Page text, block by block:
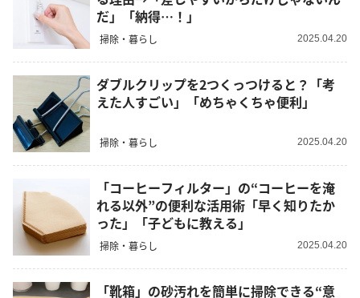
だ」「納得…！」
掃除・暮らし 2025.04.20
ダブルクリップを2つくっつけると？「考
えた人すごい」「めちゃくちゃ便利」
掃除・暮らし 2025.04.20
「コーヒーフィルター」の“コーヒーを淹
れる以外”の便利な活用術「早く知りたか
った」「子どもに教える」
掃除・暮らし 2025.04.20
「靴箱」の砂汚れを簡単に掃除できる“意